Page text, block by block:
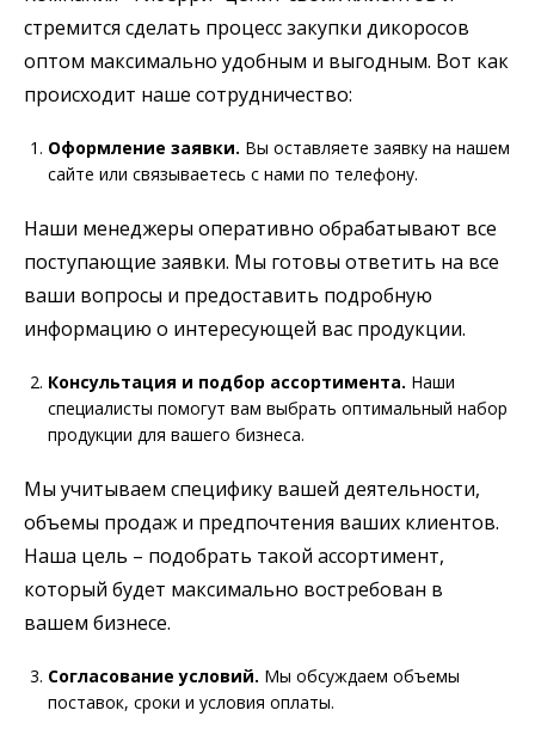
стремится сделать процесс закупки дикоросов
оптом максимально удобным и выгодным. Вот как
происходит наше сотрудничество:
Оформление заявки. Вы оставляете заявку на нашем
сайте или связываетесь с нами по телефону.
Наши менеджеры оперативно обрабатывают все
поступающие заявки. Мы готовы ответить на все
ваши вопросы и предоставить подробную
информацию о интересующей вас продукции.
Консультация и подбор ассортимента. Наши
специалисты помогут вам выбрать оптимальный набор
продукции для вашего бизнеса.
Мы учитываем специфику вашей деятельности,
объемы продаж и предпочтения ваших клиентов.
Наша цель – подобрать такой ассортимент,
который будет максимально востребован в
вашем бизнесе.
Согласование условий. Мы обсуждаем объемы
поставок, сроки и условия оплаты.